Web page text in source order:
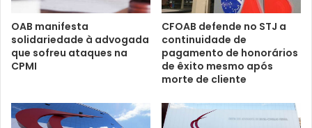
OAB manifesta
solidariedade à advogada
que sofreu ataques na
CPMI
CFOAB defende no STJ a
continuidade de
pagamento de honorários
de êxito mesmo após
morte de cliente